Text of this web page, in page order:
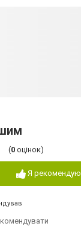
(0 оцінок)
Я рекомендую